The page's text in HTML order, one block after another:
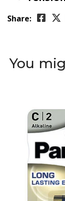
Share:
You